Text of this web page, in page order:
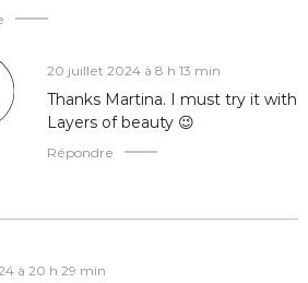
20 juillet 2024 à 8 h 13 min
Thanks Martina. I must try it with
Layers of beauty 😉
Répondre
à 20 h 29 min